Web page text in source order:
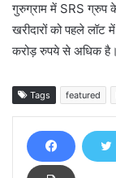
गुरुग्राम में SRS ग्रुप
खरीदारों को पहले
करोड़ रुपये से अधिक है।
Tags featured